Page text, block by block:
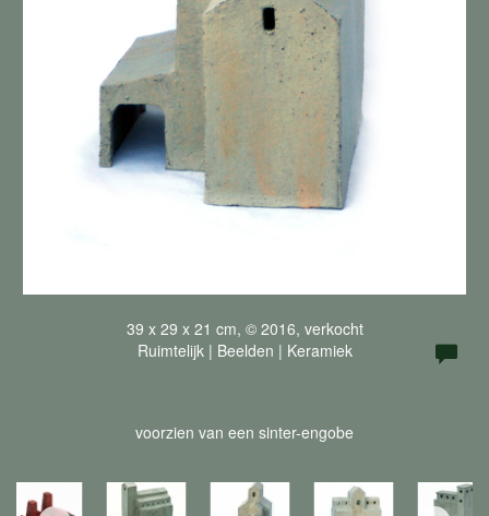
39 x 29 x 21 cm, © 2016, verkocht
Ruimtelijk | Beelden | Keramiek
voorzien van een sinter-engobe